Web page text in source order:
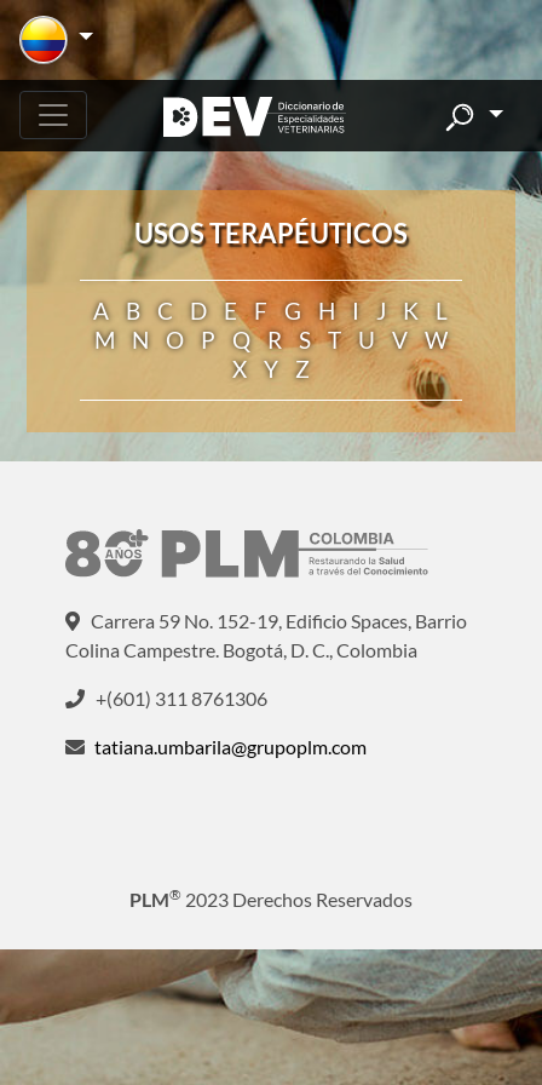
USOS TERAPÉUTICOS
A B C D E F G H I J K
L
M
N O P Q R S T U V
W
X
Y Z
Carrera 59 No. 152-19, Edificio Spaces, Barrio
Colina Campestre. Bogotá, D. C., Colombia
+(601) 311 8761306
tatiana.umbarila@grupoplm.com
PLM® 2023 Derechos Reservados